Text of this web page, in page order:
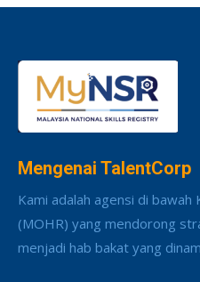
Mengenai TalentCorp
Kami adalah agensi di
(MOHR) yang mendorong
menjadi hab bakat yang